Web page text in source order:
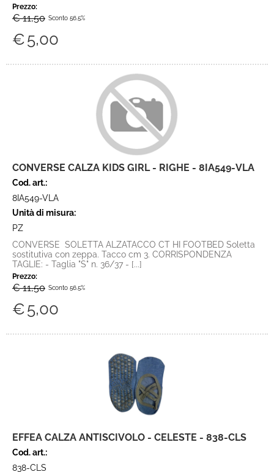
Prezzo:
€ 11,50 Sconto 56.5%
€5,00
CONVERSE CALZA KIDS GIRL - RIGHE - 8IA549-VLA
Cod. art.:
8IA549-VLA
Unità di misura:
PZ
CONVERSE SOLETTA ALZATACCO CT HI FOOTBED Soletta
sostitutiva con zeppa. Tacco cm 3. CORRISPONDENZA
TAGLIE: - Taglia "S" n. 36/37 - [...]
Prezzo:
€ 11,50 Sconto 56.5%
€5,00
EFFEA CALZA ANTISCIVOLO - CELESTE - 838-CLS
Cod. art.:
838-CLS